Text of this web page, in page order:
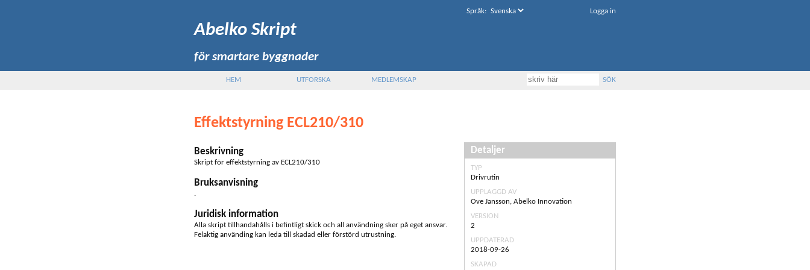
Språk: Logga in
Abelko Skript
för smartare byggnader
HEM UTFORSKA MEDLEMSKAP SÖK
Effektstyrning ECL210/310
Detaljer
TYP
Drivrutin
UPPLAGGD AV
Ove Jansson, Abelko Innovation
VERSION
2
UPPDATERAD
2018-09-26
SKAPAD
Beskrivning
Skript för effektstyrning av ECL210/310
Bruksanvisning
.
Juridisk information
Alla skript tillhandahålls i befintligt skick och all användning sker på eget ansvar.
Felaktig använding kan leda till skadad eller förstörd utrustning.